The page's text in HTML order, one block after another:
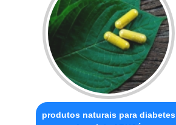
produtos naturais para diabetes